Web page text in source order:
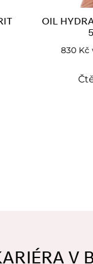
OIL
830 Kč
V